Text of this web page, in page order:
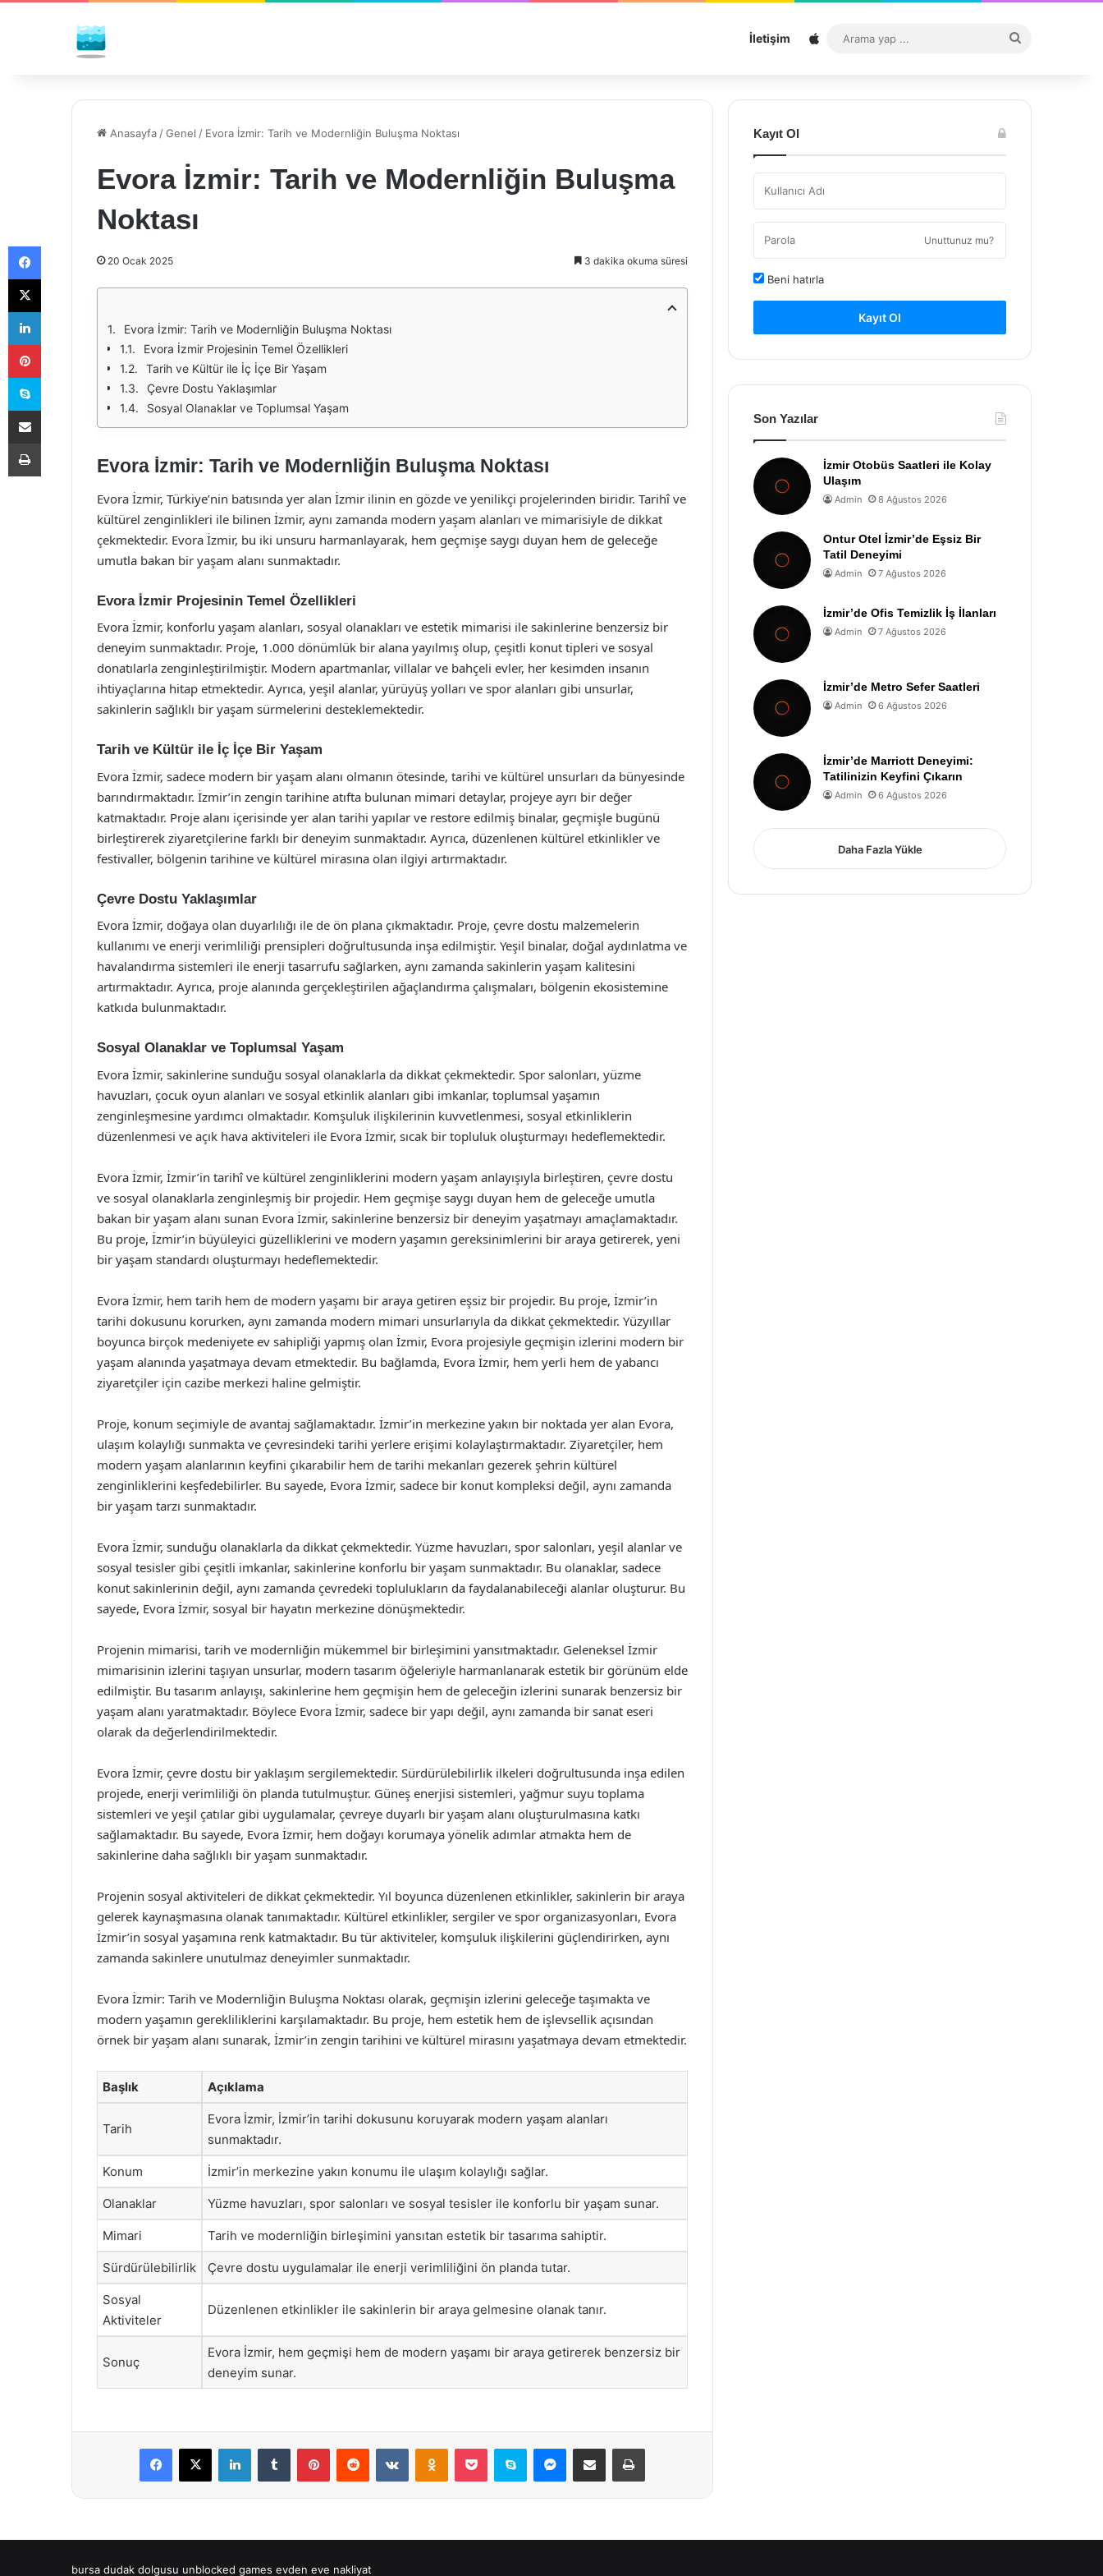
İletişim Sitemap
...
Anasayfa /Genel / Evora İzmir: Tarih ve Modernliğin Buluşma Noktası
Evora İzmir: Tarih ve Modernliğin Buluşma
Noktası
20 Ocak 2025 3 dakika okuma süresi
Evora İzmir: Tarih ve Modernliğin Buluşma Noktası
Evora İzmir Projesinin Temel Özellikleri
Tarih ve Kültür ile İç İçe Bir Yaşam
Çevre Dostu Yaklaşımlar
Sosyal Olanaklar ve Toplumsal Yaşam
Evora İzmir: Tarih ve Modernliğin Buluşma Noktası
Evora İzmir, Türkiye’nin batısında yer alan İzmir ilinin en gözde ve yenilikçi projelerinden biridir. Tarihî ve
kültürel zenginlikleri ile bilinen İzmir, aynı zamanda modern yaşam alanları ve mimarisiyle de dikkat
çekmektedir. Evora İzmir, bu iki unsuru harmanlayarak, hem geçmişe saygı duyan hem de geleceğe
umutla bakan bir yaşam alanı sunmaktadır.
Evora İzmir Projesinin Temel Özellikleri
Evora İzmir, konforlu yaşam alanları, sosyal olanakları ve estetik mimarisi ile sakinlerine benzersiz bir
deneyim sunmaktadır. Proje, 1.000 dönümlük bir alana yayılmış olup, çeşitli konut tipleri ve sosyal
donatılarla zenginleştirilmiştir. Modern apartmanlar, villalar ve bahçeli evler, her kesimden insanın
ihtiyaçlarına hitap etmektedir. Ayrıca, yeşil alanlar, yürüyüş yolları ve spor alanları gibi unsurlar,
sakinlerin sağlıklı bir yaşam sürmelerini desteklemektedir.
Tarih ve Kültür ile İç İçe Bir Yaşam
Evora İzmir, sadece modern bir yaşam alanı olmanın ötesinde, tarihi ve kültürel unsurları da bünyesinde
barındırmaktadır. İzmir’in zengin tarihine atıfta bulunan mimari detaylar, projeye ayrı bir değer
katmaktadır. Proje alanı içerisinde yer alan tarihi yapılar ve restore edilmiş binalar, geçmişle bugünü
birleştirerek ziyaretçilerine farklı bir deneyim sunmaktadır. Ayrıca, düzenlenen kültürel etkinlikler ve
festivaller, bölgenin tarihine ve kültürel mirasına olan ilgiyi artırmaktadır.
Çevre Dostu Yaklaşımlar
Evora İzmir, doğaya olan duyarlılığı ile de ön plana çıkmaktadır. Proje, çevre dostu malzemelerin
kullanımı ve enerji verimliliği prensipleri doğrultusunda inşa edilmiştir. Yeşil binalar, doğal aydınlatma ve
havalandırma sistemleri ile enerji tasarrufu sağlarken, aynı zamanda sakinlerin yaşam kalitesini
artırmaktadır. Ayrıca, proje alanında gerçekleştirilen ağaçlandırma çalışmaları, bölgenin ekosistemine
katkıda bulunmaktadır.
Sosyal Olanaklar ve Toplumsal Yaşam
Evora İzmir, sakinlerine sunduğu sosyal olanaklarla da dikkat çekmektedir. Spor salonları, yüzme
havuzları, çocuk oyun alanları ve sosyal etkinlik alanları gibi imkanlar, toplumsal yaşamın
zenginleşmesine yardımcı olmaktadır. Komşuluk ilişkilerinin kuvvetlenmesi, sosyal etkinliklerin
düzenlenmesi ve açık hava aktiviteleri ile Evora İzmir, sıcak bir topluluk oluşturmayı hedeflemektedir.
Evora İzmir, İzmir’in tarihî ve kültürel zenginliklerini modern yaşam anlayışıyla birleştiren, çevre dostu
ve sosyal olanaklarla zenginleşmiş bir projedir. Hem geçmişe saygı duyan hem de geleceğe umutla
bakan bir yaşam alanı sunan Evora İzmir, sakinlerine benzersiz bir deneyim yaşatmayı amaçlamaktadır.
Bu proje, İzmir’in büyüleyici güzelliklerini ve modern yaşamın gereksinimlerini bir araya getirerek, yeni
bir yaşam standardı oluşturmayı hedeflemektedir.
Evora İzmir, hem tarih hem de modern yaşamı bir araya getiren eşsiz bir projedir. Bu proje, İzmir’in
tarihi dokusunu korurken, aynı zamanda modern mimari unsurlarıyla da dikkat çekmektedir. Yüzyıllar
boyunca birçok medeniyete ev sahipliği yapmış olan İzmir, Evora projesiyle geçmişin izlerini modern bir
yaşam alanında yaşatmaya devam etmektedir. Bu bağlamda, Evora İzmir, hem yerli hem de yabancı
ziyaretçiler için cazibe merkezi haline gelmiştir.
Proje, konum seçimiyle de avantaj sağlamaktadır. İzmir’in merkezine yakın bir noktada yer alan Evora,
ulaşım kolaylığı sunmakta ve çevresindeki tarihi yerlere erişimi kolaylaştırmaktadır. Ziyaretçiler, hem
modern yaşam alanlarının keyfini çıkarabilir hem de tarihi mekanları gezerek şehrin kültürel
zenginliklerini keşfedebilirler. Bu sayede, Evora İzmir, sadece bir konut kompleksi değil, aynı zamanda
bir yaşam tarzı sunmaktadır.
Evora İzmir, sunduğu olanaklarla da dikkat çekmektedir. Yüzme havuzları, spor salonları, yeşil alanlar ve
sosyal tesisler gibi çeşitli imkanlar, sakinlerine konforlu bir yaşam sunmaktadır. Bu olanaklar, sadece
konut sakinlerinin değil, aynı zamanda çevredeki toplulukların da faydalanabileceği alanlar oluşturur. Bu
sayede, Evora İzmir, sosyal bir hayatın merkezine dönüşmektedir.
Projenin mimarisi, tarih ve modernliğin mükemmel bir birleşimini yansıtmaktadır. Geleneksel İzmir
mimarisinin izlerini taşıyan unsurlar, modern tasarım öğeleriyle harmanlanarak estetik bir görünüm elde
edilmiştir. Bu tasarım anlayışı, sakinlerine hem geçmişin hem de geleceğin izlerini sunarak benzersiz bir
yaşam alanı yaratmaktadır. Böylece Evora İzmir, sadece bir yapı değil, aynı zamanda bir sanat eseri
olarak da değerlendirilmektedir.
Evora İzmir, çevre dostu bir yaklaşım sergilemektedir. Sürdürülebilirlik ilkeleri doğrultusunda inşa edilen
projede, enerji verimliliği ön planda tutulmuştur. Güneş enerjisi sistemleri, yağmur suyu toplama
sistemleri ve yeşil çatılar gibi uygulamalar, çevreye duyarlı bir yaşam alanı oluşturulmasına katkı
sağlamaktadır. Bu sayede, Evora İzmir, hem doğayı korumaya yönelik adımlar atmakta hem de
sakinlerine daha sağlıklı bir yaşam sunmaktadır.
Projenin sosyal aktiviteleri de dikkat çekmektedir. Yıl boyunca düzenlenen etkinlikler, sakinlerin bir araya
gelerek kaynaşmasına olanak tanımaktadır. Kültürel etkinlikler, sergiler ve spor organizasyonları, Evora
İzmir’in sosyal yaşamına renk katmaktadır. Bu tür aktiviteler, komşuluk ilişkilerini güçlendirirken, aynı
zamanda sakinlere unutulmaz deneyimler sunmaktadır.
Evora İzmir: Tarih ve Modernliğin Buluşma Noktası olarak, geçmişin izlerini geleceğe taşımakta ve
modern yaşamın gerekliliklerini karşılamaktadır. Bu proje, hem estetik hem de işlevsellik açısından
örnek bir yaşam alanı sunarak, İzmir’in zengin tarihini ve kültürel mirasını yaşatmaya devam etmektedir.
Başlık Açıklama
Tarih
Evora İzmir, İzmir’in tarihi dokusunu koruyarak modern yaşam alanları
sunmaktadır.
Konum İzmir’in merkezine yakın konumu ile ulaşım kolaylığı sağlar.
Olanaklar Yüzme havuzları, spor salonları ve sosyal tesisler ile konforlu bir yaşam sunar.
Mimari Tarih ve modernliğin birleşimini yansıtan estetik bir tasarıma sahiptir.
Sürdürülebilirlik Çevre dostu uygulamalar ile enerji verimliliğini ön planda tutar.
Sosyal
Aktiviteler
Düzenlenen etkinlikler ile sakinlerin bir araya gelmesine olanak tanır.
Sonuç
Evora İzmir, hem geçmişi hem de modern yaşamı bir araya getirerek benzersiz bir
deneyim sunar.
Facebook
X LinkedInTumblr PinterestReddit VKontakteOdnoklassniki
Pocket Skype Messenger
E-Posta ile paylaş Yazdır
Kayıt Ol
Unuttunuz mu?
Beni hatırla
Kayıt Ol
Son Yazılar
İzmir Otobüs Saatleri ile Kolay
Ulaşım
Admin 8 Ağustos 2026
Ontur Otel İzmir’de Eşsiz Bir
Tatil Deneyimi
Admin 7 Ağustos 2026
İzmir’de Ofis Temizlik İş İlanları
Admin 7 Ağustos 2026
İzmir’de Metro Sefer Saatleri
Admin 6 Ağustos 2026
İzmir’de Marriott Deneyimi:
Tatilinizin Keyfini Çıkarın
Admin 6 Ağustos 2026
Daha Fazla Yükle
bursa dudak dolgusu unblocked games evden eve nakliyat
Facebook
X
LinkedIn
Pinterest
Skype
E-Posta ile paylaş